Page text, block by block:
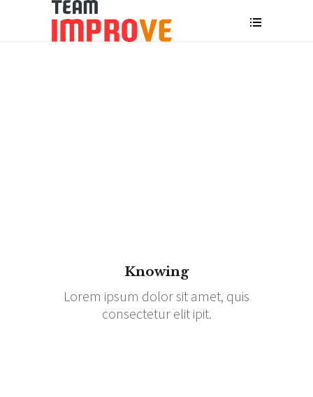
Knowing
Lorem ipsum dolor sit amet, quis
consectetur elit ipit.